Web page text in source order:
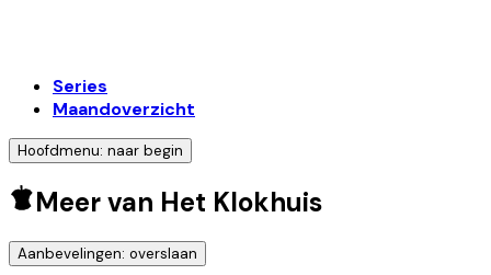
Series
Maandoverzicht
Hoofdmenu: naar begin
Meer van Het Klokhuis
Aanbevelingen: overslaan